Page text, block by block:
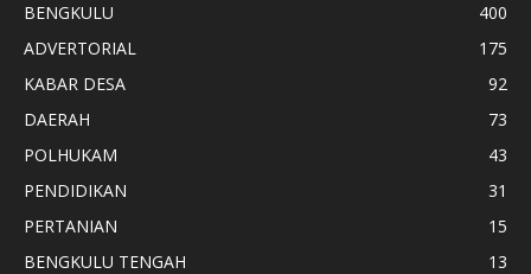
BENGKULU
400
ADVERTORIAL
175
KABAR DESA
92
DAERAH
73
POLHUKAM
43
PENDIDIKAN
31
PERTANIAN
15
BENGKULU TENGAH
13